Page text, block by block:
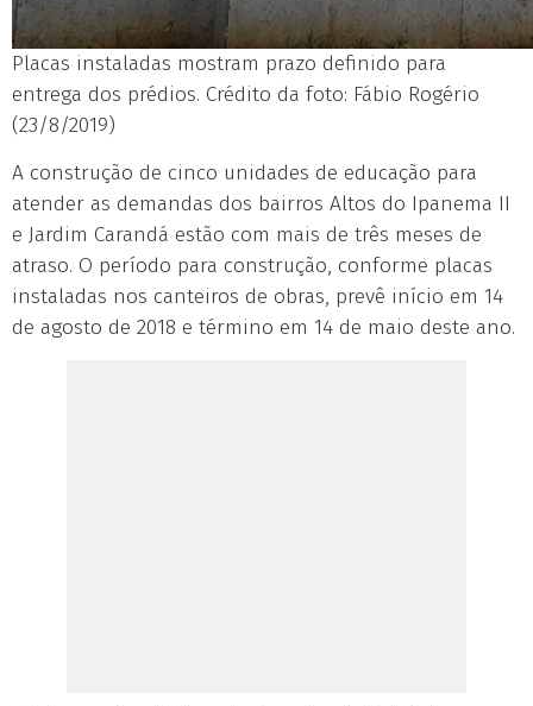
Placas instaladas mostram prazo definido para
entrega dos prédios. Crédito da foto: Fábio Rogério
(23/8/2019)
A construção de cinco unidades de educação para
atender as demandas dos bairros Altos do Ipanema II
e Jardim Carandá estão com mais de três meses de
atraso. O período para construção, conforme placas
instaladas nos canteiros de obras, prevê início em 14
de agosto de 2018 e término em 14 de maio deste ano.